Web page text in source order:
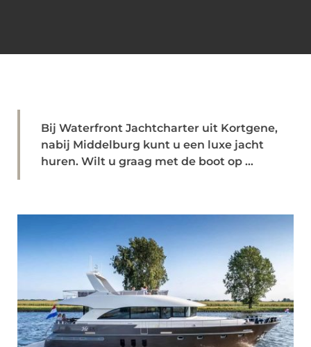
Bij Waterfront Jachtcharter uit Kortgene,
nabij Middelburg kunt u een luxe jacht
huren. Wilt u graag met de boot op ...